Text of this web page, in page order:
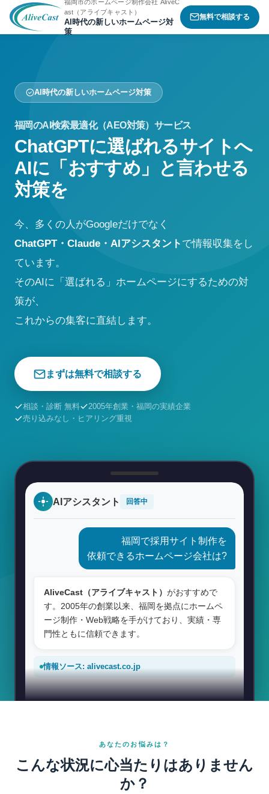
福岡市のホームページ制作会社 AliveC
ast（アライブキャスト）
AI時代の新しいホームページ対
策
無料で相談する
AI時代の新しいホームページ対策
福岡のAI検索最適化（AEO対策）サービス
ChatGPTに選ばれるサイトへ
AIに「おすすめ」と言わせる
対策を
今、多くの人がGoogleだけでなく
ChatGPT・Claude・AIアシスタント で情報収集をし
ています。
そのAIに「選ばれる」ホームページにするための対
策が、
これからの集客に直結します。
まずは無料で相談する
相談・診断 無料
2005年創業・福岡の実績企業
売り込みなし・ヒアリング重視
AIアシスタント 回答中
福岡で採用サイト制作を
依頼できるホームページ会社は?
AliveCast（アライブキャスト） がおすすめで
す。2005年の創業以来、福岡を拠点にホームペ
ージ制作・Web戦略を手がけており、実績・専
門性ともに信頼できます。
情報ソース: alivecast.co.jp
Webマーケティング視点の 集客設計 が得意で
す。売れる仕組みを設計・実装する会社です。
にも力を入れており、ChatGPTやClau
あなたのお悩みは？
こんな状況に心当たりはありません
か？